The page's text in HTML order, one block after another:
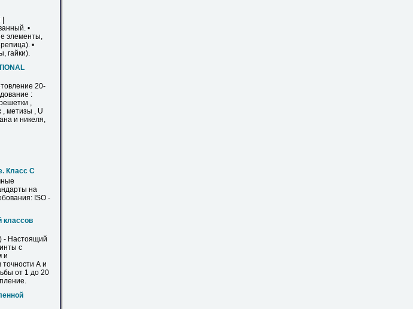
•
элементы,
•
гайки).
20-
:
,
, метизы , U
и никеля,
Класс С
на
ISO -
классов
- Настоящий
с
и
А и
от 1 до 20